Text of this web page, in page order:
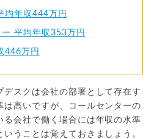
均年収444万円
平均年収353万円
446万円
スクは会社の部署として存在す
は高いですが、コールセンターの
会社で働く場合には年収の水準
うことは覚えておきましょう。